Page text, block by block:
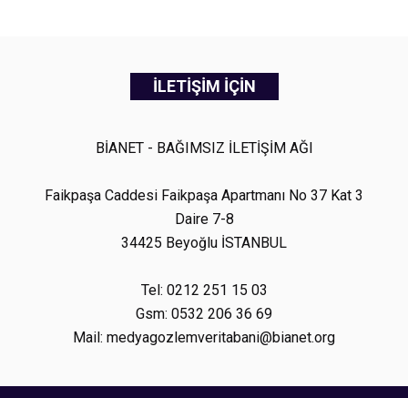
İLETİŞİM İÇİN
BİANET - BAĞIMSIZ İLETİŞİM AĞI
Faikpaşa Caddesi Faikpaşa Apartmanı No 37 Kat 3
Daire 7-8
34425 Beyoğlu İSTANBUL
Tel: 0212 251 15 03
Gsm: 0532 206 36 69
Mail: medyagozlemveritabani@bianet.org